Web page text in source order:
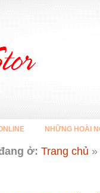
NHỮNG HOÀI
ở: Trang chủ